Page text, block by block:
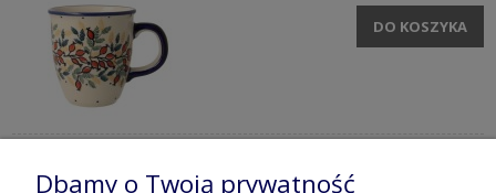
DO KOSZYKA
Dbamy o Twoją prywatność